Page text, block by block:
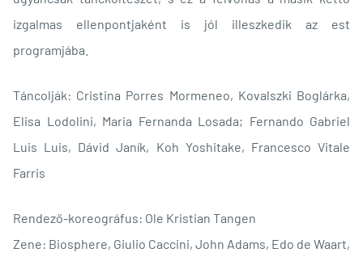
izgalmas ellenpontjaként is jól illeszkedik az est
programjába.
Táncolják: Cristina Porres Mormeneo, Kovalszki Boglárka,
Elisa Lodolini, Maria Fernanda Losada; Fernando Gabriel
Luis Luis, Dávid Janík, Koh Yoshitake, Francesco Vitale
Farris
Rendező-koreográfus: Ole Kristian Tangen
Zene: Biosphere, Giulio Caccini, John Adams, Edo de Waart,